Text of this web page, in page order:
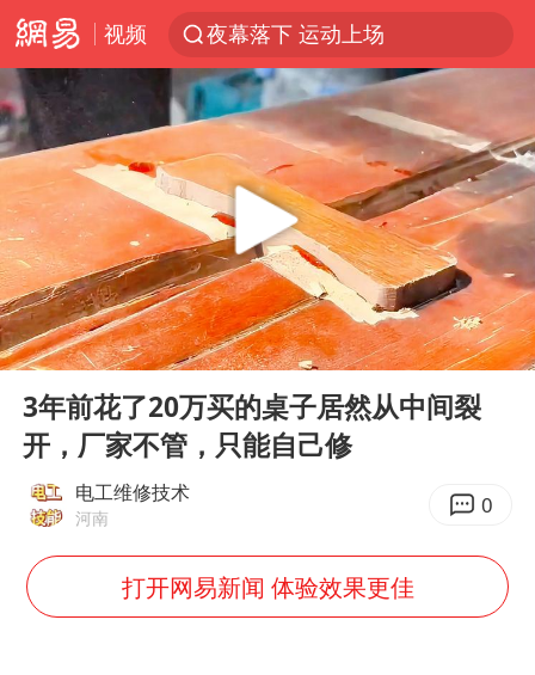
视频
夜幕落下 运动上场
台风白海豚体型变大近似13个浙江面积
1岁宝宝碰坏纸巾盒 宝妈被索赔924元
泸溪河：桃酥吃出金属牙冠视频不实
Meta被判支付5.67亿美元
台风白海豚逼近 暴雨大暴雨来袭
“空调24小时开着更省电”不实
公司“上四休三”但要降薪1000元
段绚竞因公牺牲 年仅44岁
Play
00:00 01:30
3年前花了20万买的桌子居然从中间裂
开，厂家不管，只能自己修
电工维修技术
河南 0
打开网易新闻 体验效果更佳